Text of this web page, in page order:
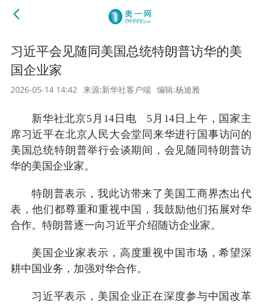
习近平会见随同美国总统特朗普访华的美
国企业家
2026-05-14 14:42 来源:新华社客户端 编辑:杨迪雅
新华社北京5月14日电 5月14日上午，国家主
席习近平在北京人民大会堂同来华进行国事访问的
美国总统特朗普举行会谈期间，会见随同特朗普访
华的美国企业家。
特朗普表示，我此访带来了美国工商界杰出代
表，他们都尊重和重视中国，我鼓励他们拓展对华
合作。特朗普逐一向习近平介绍随访企业家。
美国企业家表示，高度重视中国市场，希望深
耕中国业务，加强对华合作。
习近平表示，美国企业正在深度参与中国改革